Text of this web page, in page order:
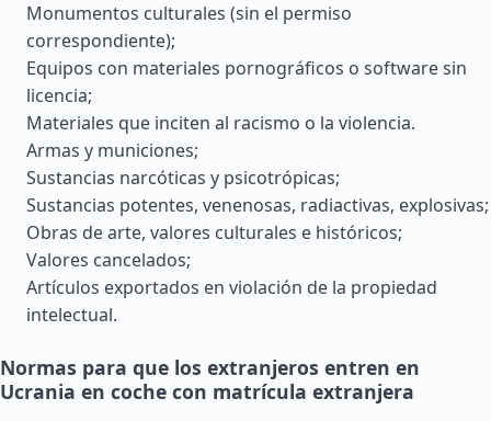
Monumentos culturales (sin el permiso
correspondiente);
Equipos con materiales pornográficos o software sin
licencia;
Materiales que inciten al racismo o la violencia.
Armas y municiones;
Sustancias narcóticas y psicotrópicas;
Sustancias potentes, venenosas, radiactivas, explosivas;
Obras de arte, valores culturales e históricos;
Valores cancelados;
Artículos exportados en violación de la propiedad
intelectual.
Normas para que los extranjeros entren en
Ucrania en coche con matrícula extranjera